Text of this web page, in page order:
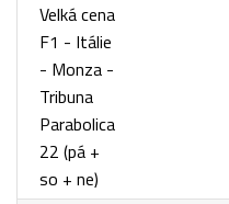
Velká cena
F1 - Itálie
- Monza -
Tribuna
Parabolica
22 (pá +
so + ne)